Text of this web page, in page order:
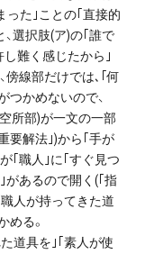
った｣ことの｢直接的
選択肢(ア)の｢誰で
難く感じたから｣
傍線部だけでは､｢何
つかめないので、
所部)が一文の一部
要解法｣)から｢手が
｢職人｣に｢すぐ見つ
があるので開く(｢指
人が持ってきた道
める。
道具を｣｢素人が使